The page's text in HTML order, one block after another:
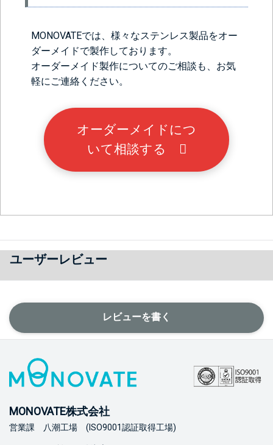
MONOVATEでは、様々なステンレス製品をオー
ダーメイドで製作しております。
オーダーメイド製作についてのご相談も、お気
軽にご連絡ください。
オーダーメイドにつ
いて相談する
ユーザーレビュー
レビューを書く
MONOVATE株式会社
営業課 八潮工場 (ISO9001認証取得工場)